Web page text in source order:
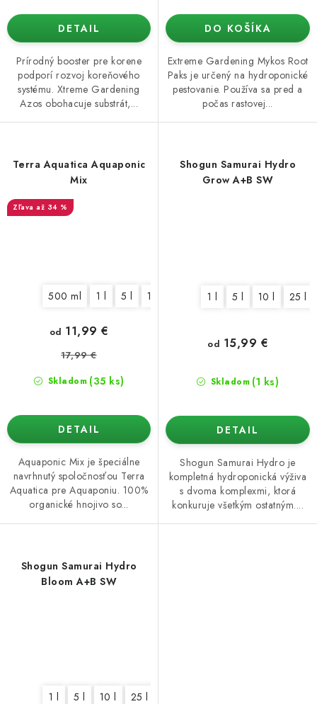
DETAIL
Prírodný booster pre korene
podporí rozvoj koreňového
systému. Xtreme Gardening
Azos obohacuje substrát,...
DO KOŠÍKA
Extreme Gardening Mykos Root
Paks je určený na hydroponické
pestovanie. Používa sa pred a
počas rastovej...
Terra Aquatica Aquaponic
Mix
až 34 %
500 ml 1 l 5 l 10 l
Skladom (35 ks)
od 11,99 €
17,99 €
DETAIL
Aquaponic Mix je špeciálne
navrhnutý spoločnosťou Terra
Aquatica pre Aquaponiu. 100%
organické hnojivo so...
Shogun Samurai Hydro
Grow A+B SW
1 l 5 l 10 l 25 l
Skladom (1 ks)
od 15,99 €
DETAIL
Shogun Samurai Hydro je
kompletná hydroponická výživa
s dvoma komplexmi, ktorá
konkuruje všetkým ostatným....
Shogun Samurai Hydro
Bloom A+B SW
1 l 5 l 10 l 25 l